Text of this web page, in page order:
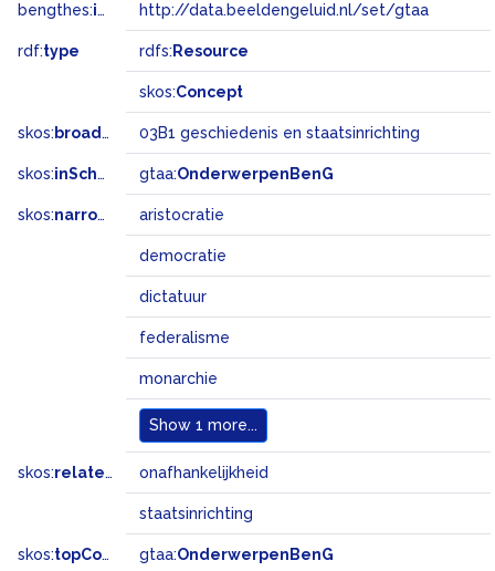
bengthes:inSet http://data.beeldengeluid.nl/set/gtaa
rdf:type rdfs: Resource
skos:Concept
skos: broadMatch 03B1 geschiedenis en staatsinrichting
skos:inScheme gtaa:OnderwerpenBenG
skos:narrower aristocratie
democratie
dictatuur
federalisme
monarchie
Show 1 more...
skos:related onafhankelijkheid
staatsinrichting
skos:topConceptOf gtaa:OnderwerpenBenG